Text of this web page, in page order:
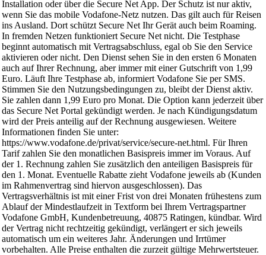
Installation oder über die Secure Net App. Der Schutz ist nur aktiv,
wenn Sie das mobile Vodafone-Netz nutzen. Das gilt auch für Reisen
ins Ausland. Dort schützt Secure Net Ihr Gerät auch beim Roaming.
In fremden Netzen funktioniert Secure Net nicht. Die Testphase
beginnt automatisch mit Vertragsabschluss, egal ob Sie den Service
aktivieren oder nicht. Den Dienst sehen Sie in den ersten 6 Monaten
auch auf Ihrer Rechnung, aber immer mit einer Gutschrift von 1,99
Euro. Läuft Ihre Testphase ab, informiert Vodafone Sie per SMS.
Stimmen Sie den Nutzungsbedingungen zu, bleibt der Dienst aktiv.
Sie zahlen dann 1,99 Euro pro Monat. Die Option kann jederzeit über
das Secure Net Portal gekündigt werden. Je nach Kündigungsdatum
wird der Preis anteilig auf der Rechnung ausgewiesen. Weitere
Informationen finden Sie unter:
https://www.vodafone.de/privat/service/secure-net.html. Für Ihren
Tarif zahlen Sie den monatlichen Basispreis immer im Voraus. Auf
der 1. Rechnung zahlen Sie zusätzlich den anteiligen Basispreis für
den 1. Monat. Eventuelle Rabatte zieht Vodafone jeweils ab (Kunden
im Rahmenvertrag sind hiervon ausgeschlossen). Das
Vertragsverhältnis ist mit einer Frist von drei Monaten frühestens zum
Ablauf der Mindestlaufzeit in Textform bei Ihrem Vertragspartner
Vodafone GmbH, Kundenbetreuung, 40875 Ratingen, kündbar. Wird
der Vertrag nicht rechtzeitig gekündigt, verlängert er sich jeweils
automatisch um ein weiteres Jahr. Änderungen und Irrtümer
vorbehalten. Alle Preise enthalten die zurzeit gültige Mehrwertsteuer.